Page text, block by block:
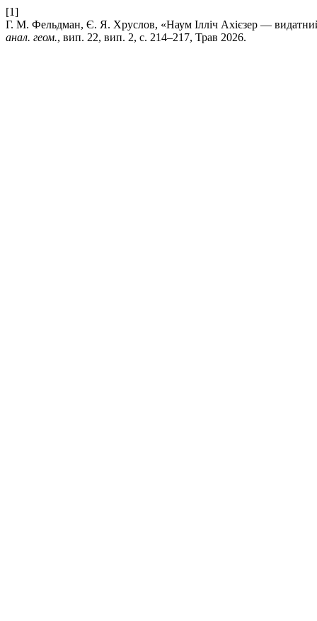
[1]
Г. М. Фельдман, Є. Я. Хруслов, «Наум Iллiч Ахiєзер —
анал. геом., вип. 22, вип. 2, с. 214–217, Трав 2026.